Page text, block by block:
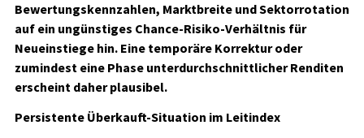
Bewertungskennzahlen, Marktbreite und Sektorrotation
auf ein ungünstiges Chance-Risiko-Verhältnis für
Neueinstiege hin. Eine temporäre Korrektur oder
zumindest eine Phase unterdurchschnittlicher Renditen
erscheint daher plausibel.
Persistente Überkauft-Situation im Leitindex